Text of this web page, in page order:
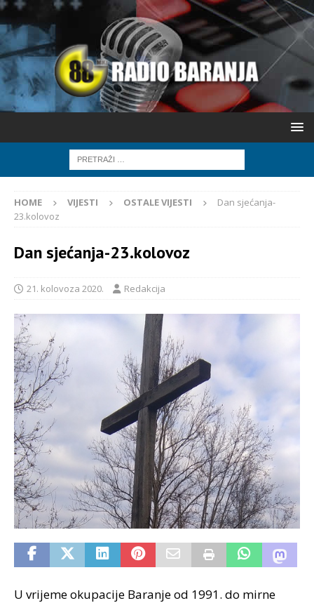
HOME VIJESTI OSTALE VIJESTI
Dan sjećanja-
23.kolovoz
Dan sjećanja-23.kolovoz
21. kolovoza 2020. Redakcija
U vrijeme okupacije Baranje od 1991. do mirne